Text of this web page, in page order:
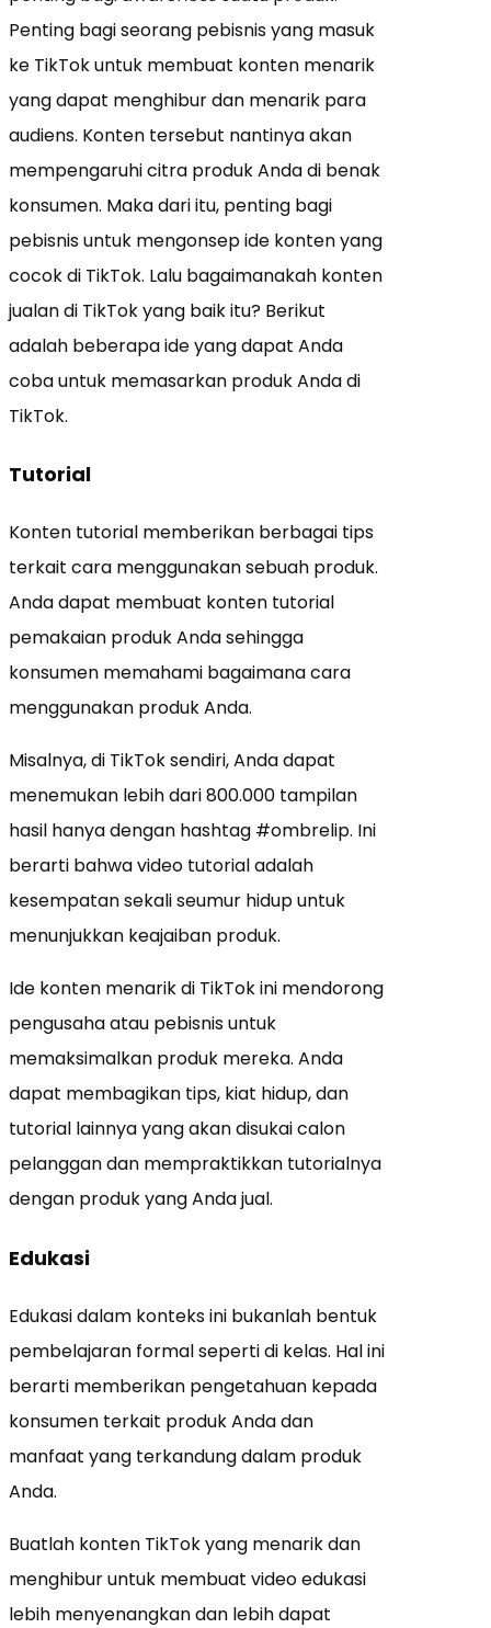
Penting bagi seorang pebisnis yang masuk
ke TikTok untuk membuat konten menarik
yang dapat menghibur dan menarik para
audiens. Konten tersebut nantinya akan
mempengaruhi citra produk Anda di benak
konsumen. Maka dari itu, penting bagi
pebisnis untuk mengonsep ide konten yang
cocok di TikTok. Lalu bagaimanakah konten
jualan di TikTok yang baik itu? Berikut
adalah beberapa ide yang dapat Anda
coba untuk memasarkan produk Anda di
TikTok.
Tutorial
Konten tutorial memberikan berbagai tips
terkait cara menggunakan sebuah produk.
Anda dapat membuat konten tutorial
pemakaian produk Anda sehingga
konsumen memahami bagaimana cara
menggunakan produk Anda.
Misalnya, di TikTok sendiri, Anda dapat
menemukan lebih dari 800.000 tampilan
hasil hanya dengan hashtag #ombrelip. Ini
berarti bahwa video tutorial adalah
kesempatan sekali seumur hidup untuk
menunjukkan keajaiban produk.
Ide konten menarik di TikTok ini mendorong
pengusaha atau pebisnis untuk
memaksimalkan produk mereka. Anda
dapat membagikan tips, kiat hidup, dan
tutorial lainnya yang akan disukai calon
pelanggan dan mempraktikkan tutorialnya
dengan produk yang Anda jual.
Edukasi
Edukasi dalam konteks ini bukanlah bentuk
pembelajaran formal seperti di kelas. Hal ini
berarti memberikan pengetahuan kepada
konsumen terkait produk Anda dan
manfaat yang terkandung dalam produk
Anda.
Buatlah konten TikTok yang menarik dan
menghibur untuk membuat video edukasi
lebih menyenangkan dan lebih dapat